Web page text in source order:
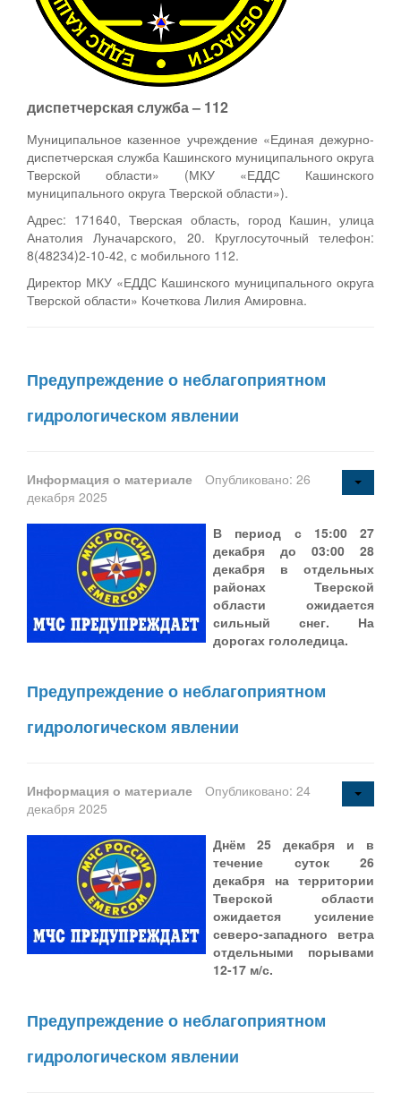
диспетчерская служба – 112
Муниципальное казенное учреждение «Единая дежурно-
диспетчерская служба Кашинского муниципального округа
Тверской области» (МКУ «ЕДДС Кашинского
муниципального округа Тверской области»).
Адрес: 171640, Тверская область, город Кашин, улица
Анатолия Луначарского, 20. Круглосуточный телефон:
8(48234)2-10-42, с мобильного 112.
Директор МКУ «ЕДДС Кашинского муниципального округа
Тверской области» Кочеткова Лилия Амировна.
Предупреждение о неблагоприятном
гидрологическом явлении
Информация о материале
Опубликовано: 26
декабря 2025
В период с 15:00 27
декабря до 03:00 28
декабря в отдельных
районах Тверской
области ожидается
сильный снег. На
дорогах гололедица.
Предупреждение о неблагоприятном
гидрологическом явлении
Информация о материале
Опубликовано: 24
декабря 2025
Днём 25 декабря и в
течение суток 26
декабря на территории
Тверской области
ожидается усиление
северо-западного ветра
отдельными порывами
12-17 м/с.
Предупреждение о неблагоприятном
гидрологическом явлении